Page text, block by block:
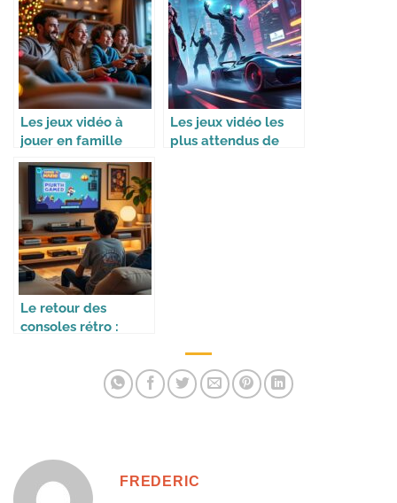
Les jeux vidéo à
jouer en famille
pendant les
vacances
Les jeux vidéo les
plus attendus de
Le retour des
consoles rétro :
FREDERIC